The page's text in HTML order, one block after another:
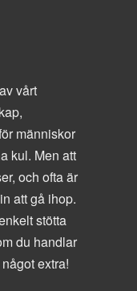
vårt
människor
kul. Men att
och ofta är
att gå ihop.
stötta
du handlar
extra!